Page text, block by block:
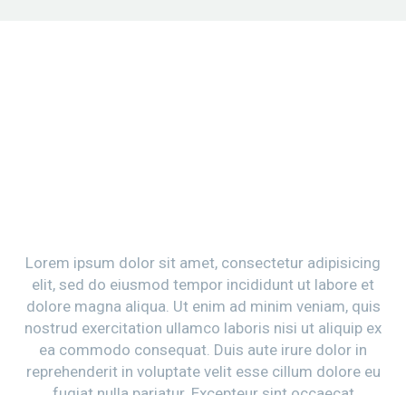
Lorem ipsum dolor sit amet, consectetur adipisicing
elit, sed do eiusmod tempor incididunt ut labore et
dolore magna aliqua. Ut enim ad minim veniam, quis
nostrud exercitation ullamco laboris nisi ut aliquip ex
ea commodo consequat. Duis aute irure dolor in
reprehenderit in voluptate velit esse cillum dolore eu